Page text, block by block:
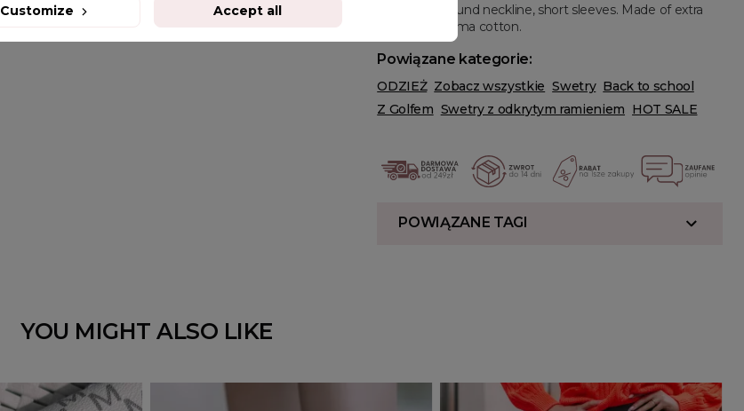
Regular fit, round neckline, short sleeves. Made of extra
long staple pima cotton.
Powiązane kategorie:
ODZIEŻ Zobacz wszystkie Swetry Back to school
Z Golfem Swetry z odkrytym ramieniem HOT SALE
POWIĄZANE TAGI
YOU MIGHT ALSO LIKE
Customize Accept all